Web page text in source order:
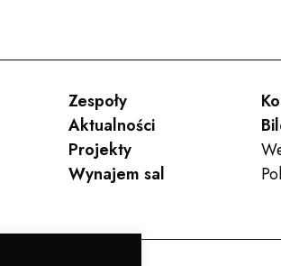
Zespoły
Aktualności
Projekty
Wynajem sal